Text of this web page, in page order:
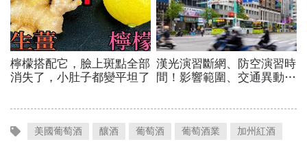
美國葡萄酒 釀酒 葡萄酒 葡萄酒業 加州紅酒